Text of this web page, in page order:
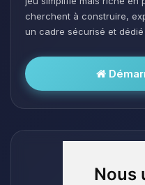
Nous
cherchent à construire,
un cadre sécurisé et dédié